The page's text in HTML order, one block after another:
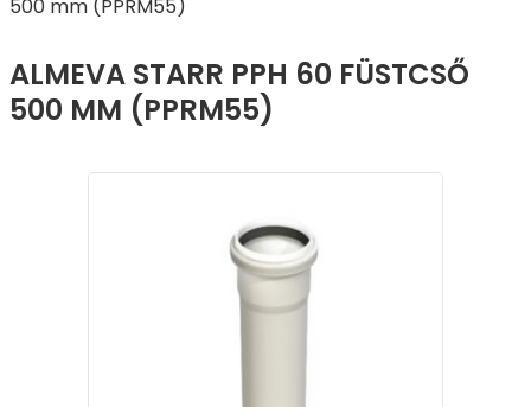
500 mm (PPRM55)
ALMEVA STARR PPH 60 FÜSTCSŐ
500 MM (PPRM55)